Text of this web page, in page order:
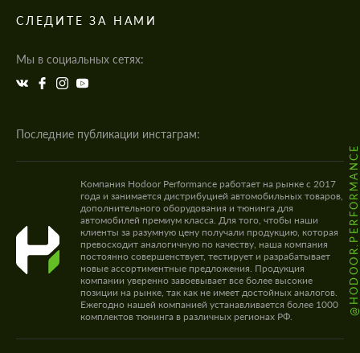
СЛЕДИТЕ ЗА НАМИ
Мы в социальных сетях:
Последние публикации инстаграм:
@HODOOR.PERFORMANCE
Компания Hodoor Performance работает на рынке с 2017
года и занимается дистрибуцией автомобильных товаров,
дополнительного оборудования и тюнинга для
автомобилей премиум класса. Для того, чтобы наши
клиенты за разумную цену получали продукцию, которая
превосходит аналогичную по качеству, наша компания
постоянно совершенствует, тестирует и разрабатывает
новые ассортиментные предложения. Продукция
компании уверенно завоевывает все более высокие
позиции на рынке, так как не имеет достойных аналогов.
Ежегодно нашей компанией устанавливается более 1000
комплектов тюнинга в различных регионах РФ.